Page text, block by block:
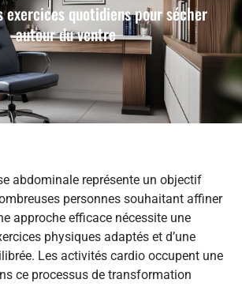
exercices quotidiens pour sécher
autour du ventre
abdominale représente un objectif
personnes souhaitant affiner
approche efficace nécessite une
physiques adaptés et d’une
Les activités cardio occupent une
ce processus de transformation